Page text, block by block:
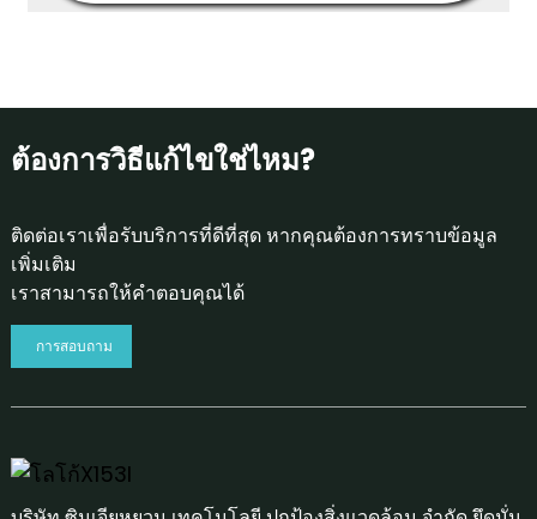
ต้องการวิธีแก้ไขใช่ไหม?
ติดต่อเราเพื่อรับบริการที่ดีที่สุด หากคุณต้องการทราบข้อมูล
เพิ่มเติม
เราสามารถให้คำตอบคุณได้
การสอบถาม